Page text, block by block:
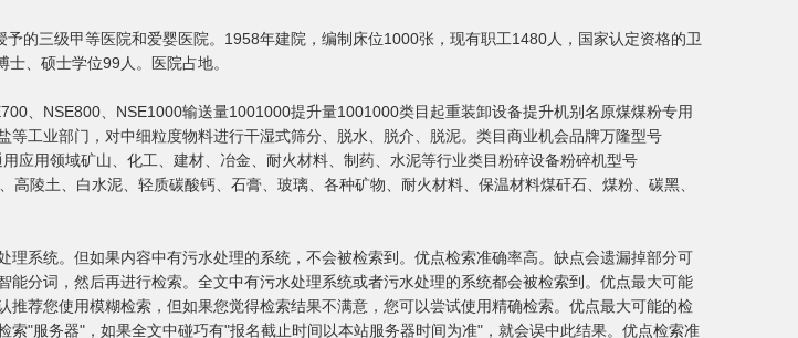
的三级甲等医院和爱婴医院。1958年建院，编制床位1000张，现有职工1480人，国家认定资格的卫
、硕士学位99人。医院占地。
、NSE800、NSE1000输送量1001000提升量1001000类目起重装卸设备提升机别名原煤煤粉专用
工业部门，对中细粒度物料进行干湿式筛分、脱水、脱介、脱泥。类目商业机会品牌万隆型号
用领域矿山、化工、建材、冶金、耐火材料、制药、水泥等行业类目粉碎设备粉碎机型号
陵土、白水泥、轻质碳酸钙、石膏、玻璃、各种矿物、耐火材料、保温材料煤矸石、煤粉、碳黑、
系统。但如果内容中有污水处理的系统，不会被检索到。优点检索准确率高。缺点会遗漏掉部分可
分词，然后再进行检索。全文中有污水处理系统或者污水处理的系统都会被检索到。优点最大可能
荐您使用模糊检索，但如果您觉得检索结果不满意，您可以尝试使用精确检索。优点最大可能的检
"服务器"，如果全文中碰巧有"报名截止时间以本站服务器时间为准"，就会误中此结果。优点检索准